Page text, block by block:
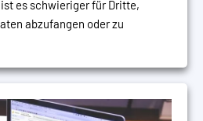
es schwieriger für Dritte,
abzufangen oder zu